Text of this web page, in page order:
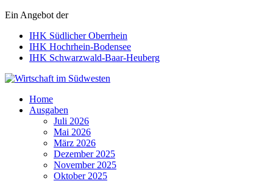
Ein Angebot der
IHK Südlicher Oberrhein
IHK Hochrhein-Bodensee
IHK Schwarzwald-Baar-Heuberg
Wirtschaft im Südwesten
Home
Ausgaben
Juli 2026
Mai 2026
März 2026
Dezember 2025
November 2025
Oktober 2025